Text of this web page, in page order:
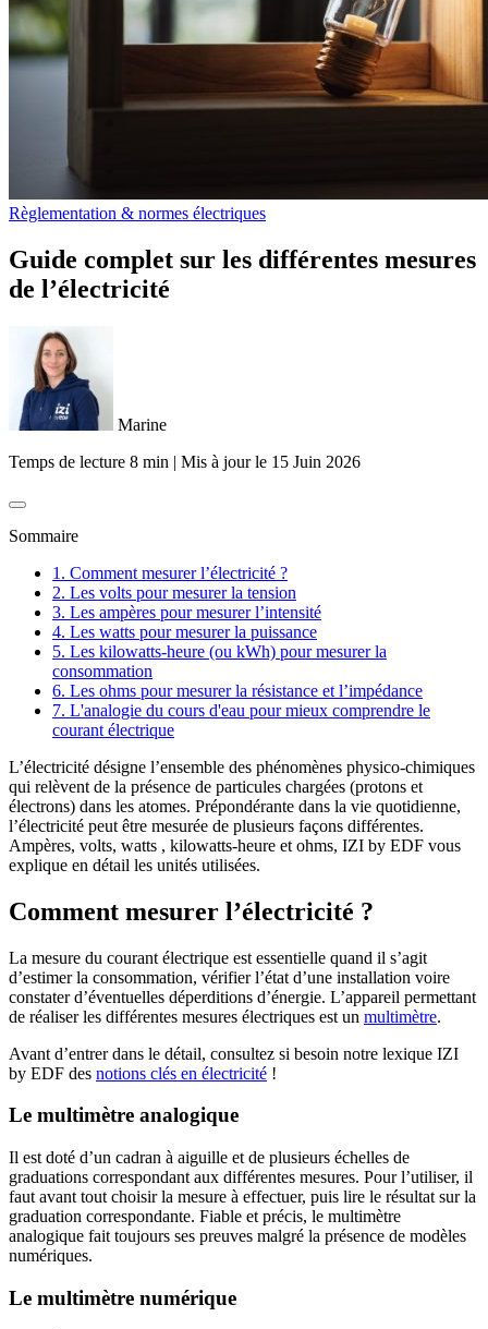
Règlementation & normes électriques
Guide complet sur les différentes mesures
de l’électricité
Marine
Temps de lecture 8 min | Mis à jour le 15 Juin 2026
Sommaire
1. Comment mesurer l’électricité ?
2. Les volts pour mesurer la tension
3. Les ampères pour mesurer l’intensité
4. Les watts pour mesurer la puissance
5. Les kilowatts-heure (ou kWh) pour mesurer la
consommation
6. Les ohms pour mesurer la résistance et l’impédance
7. L'analogie du cours d'eau pour mieux comprendre le
courant électrique
L’électricité désigne l’ensemble des phénomènes physico-chimiques
qui relèvent de la présence de particules chargées (protons et
électrons) dans les atomes. Prépondérante dans la vie quotidienne,
l’électricité peut être mesurée de plusieurs façons différentes.
Ampères, volts, watts , kilowatts-heure et ohms, IZI by EDF vous
explique en détail les unités utilisées.
Comment mesurer l’électricité ?
La mesure du courant électrique est essentielle quand il s’agit
d’estimer la consommation, vérifier l’état d’une installation voire
constater d’éventuelles déperditions d’énergie. L’appareil permettant
de réaliser les différentes mesures électriques est un multimètre.
Avant d’entrer dans le détail, consultez si besoin notre lexique IZI
by EDF des notions clés en électricité !
Le multimètre analogique
Il est doté d’un cadran à aiguille et de plusieurs échelles de
graduations correspondant aux différentes mesures. Pour l’utiliser, il
faut avant tout choisir la mesure à effectuer, puis lire le résultat sur la
graduation correspondante. Fiable et précis, le multimètre
analogique fait toujours ses preuves malgré la présence de modèles
numériques.
Le multimètre numérique